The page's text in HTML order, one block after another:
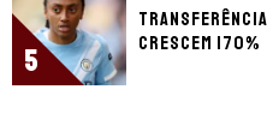
5
crescem 170%